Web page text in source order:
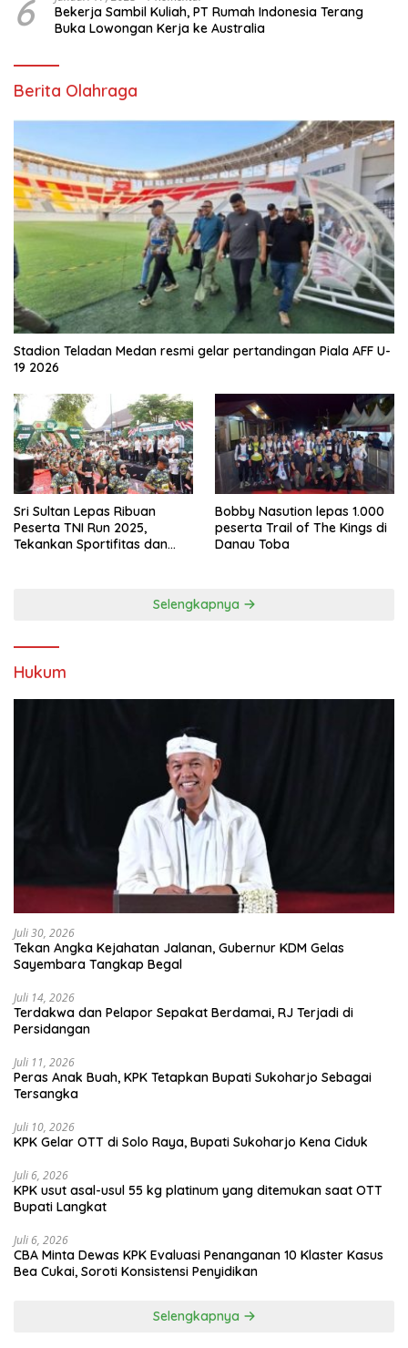
6
Bekerja Sambil Kuliah, PT Rumah Indonesia Terang
Buka Lowongan Kerja ke Australia
Berita Olahraga
Stadion Teladan Medan resmi gelar pertandingan Piala AFF U-
19 2026
Sri Sultan Lepas Ribuan
Peserta TNI Run 2025,
Tekankan Sportifitas dan
Bobby Nasution lepas 1.000
peserta Trail of The Kings di
Danau Toba
Selengkapnya
Hukum
Juli 30, 2026
Tekan Angka Kejahatan Jalanan, Gubernur KDM Gelas
Sayembara Tangkap Begal
Juli 14, 2026
Terdakwa dan Pelapor Sepakat Berdamai, RJ Terjadi di
Persidangan
Juli 11, 2026
Peras Anak Buah, KPK Tetapkan Bupati Sukoharjo Sebagai
Tersangka
Juli 10, 2026
KPK Gelar OTT di Solo Raya, Bupati Sukoharjo Kena Ciduk
Juli 6, 2026
KPK usut asal-usul 55 kg platinum yang ditemukan saat OTT
Bupati Langkat
Juli 6, 2026
CBA Minta Dewas KPK Evaluasi Penanganan 10 Klaster Kasus
Bea Cukai, Soroti Konsistensi Penyidikan
Selengkapnya